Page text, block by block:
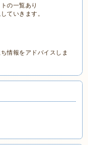
の一覧あり
ていきます。
情報をアドバイスしま